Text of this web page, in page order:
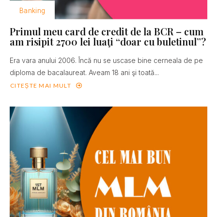
Banking
Primul meu card de credit de la BCR – cum
am risipit 2700 lei luaţi “doar cu buletinul”?
Era vara anului 2006. Încă nu se uscase bine cerneala de pe
diploma de bacalaureat. Aveam 18 ani şi toată...
CITEȘTE MAI MULT